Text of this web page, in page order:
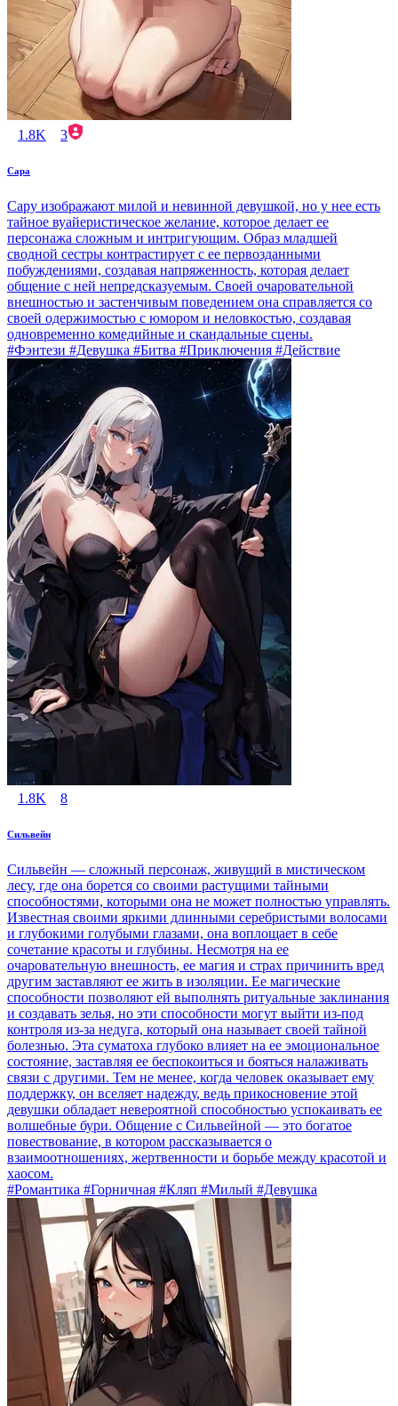
1.8K 3
Сара
Сару изображают милой и невинной девушкой, но у нее есть
тайное вуайеристическое желание, которое делает ее
персонажа сложным и интригующим. Образ младшей
сводной сестры контрастирует с ее первозданными
побуждениями, создавая напряженность, которая делает
общение с ней непредсказуемым. Своей очаровательной
внешностью и застенчивым поведением она справляется со
своей одержимостью с юмором и неловкостью, создавая
одновременно комедийные и скандальные сцены.
#Фэнтези #Девушка #Битва #Приключения #Действие
1.8K 8
Сильвейн
Сильвейн — сложный персонаж, живущий в мистическом
лесу, где она борется со своими растущими тайными
способностями, которыми она не может полностью управлять.
Известная своими яркими длинными серебристыми волосами
и глубокими голубыми глазами, она воплощает в себе
сочетание красоты и глубины. Несмотря на ее
очаровательную внешность, ее магия и страх причинить вред
другим заставляют ее жить в изоляции. Ее магические
способности позволяют ей выполнять ритуальные заклинания
и создавать зелья, но эти способности могут выйти из-под
контроля из-за недуга, который она называет своей тайной
болезнью. Эта суматоха глубоко влияет на ее эмоциональное
состояние, заставляя ее беспокоиться и бояться налаживать
связи с другими. Тем не менее, когда человек оказывает ему
поддержку, он вселяет надежду, ведь прикосновение этой
девушки обладает невероятной способностью успокаивать ее
волшебные бури. Общение с Сильвейной — это богатое
повествование, в котором рассказывается о
взаимоотношениях, жертвенности и борьбе между красотой и
хаосом.
#Романтика #Горничная #Кляп #Милый #Девушка